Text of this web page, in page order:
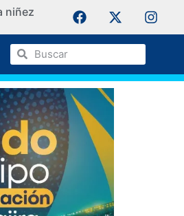
niñez
La